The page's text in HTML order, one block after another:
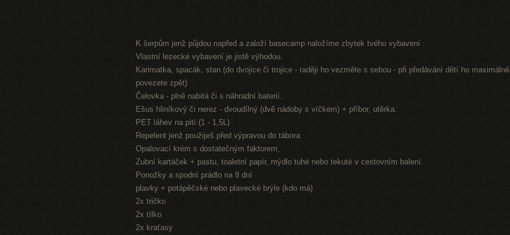
K šerpům jenž půjdou napřed a založí basecamp naložíme zbytek tvého vybavení :
Vlastní lezecké vybavení je jistě výhodou.
Karimatka, spacák, stan (do dvojice či trojice - raději ho vezměte s sebou - při předávání dětí ho maximálně
povezete zpět)
Čelovka - plně nabitá či s náhradní baterií.
Ešus hliníkový či nerez - dvoudílný (dvě nádoby s víčkem) + příbor, utěrka.
PET láhev na pití (1 - 1,5L)
Repelent jenž použiješ před výpravou do tábora
Opalovací krém s dostatečným faktorem,
Zubní kartáček + pastu, toaletní papír, mýdlo tuhé nebo tekuté v cestovním balení.
Ponožky a spodní prádlo na 8 dní
plavky + potápěčské nebo plavecké brýle (kdo má)
2x tričko
2x tílko
2x kraťasy